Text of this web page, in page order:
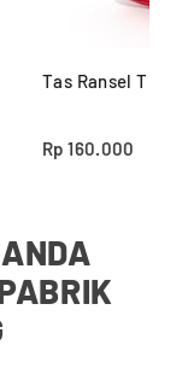
Tas Ransel TR-
Rp 160.000